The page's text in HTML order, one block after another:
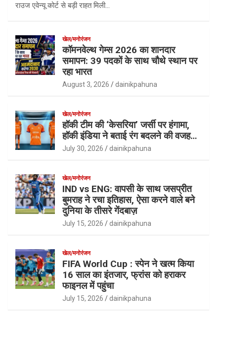
राउज एवेन्यू कोर्ट से बड़ी राहत मिली…
खेल/मनोरंजन
कॉमनवेल्थ गेम्स 2026 का शानदार
समापन: 39 पदकों के साथ चौथे स्थान पर
रहा भारत
August 3, 2026 dainikpahuna
खेल/मनोरंजन
हॉकी टीम की ‘केसरिया’ जर्सी पर हंगामा,
हॉकी इंडिया ने बताई रंग बदलने की वजह…
July 30, 2026 dainikpahuna
खेल/मनोरंजन
IND vs ENG: वापसी के साथ जसप्रीत
बुमराह ने रचा इतिहास, ऐसा करने वाले बने
दुनिया के तीसरे गेंदबाज़
July 15, 2026 dainikpahuna
खेल/मनोरंजन
FIFA World Cup : स्पेन ने खत्म किया
16 साल का इंतजार, फ्रांस को हराकर
फाइनल में पहुंचा
July 15, 2026 dainikpahuna